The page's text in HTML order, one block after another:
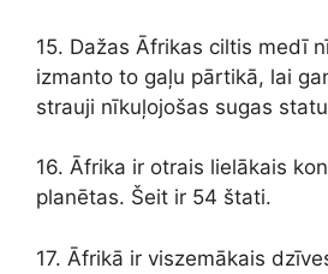
15. Dažas Āfrikas ciltis medī
izmanto to gaļu pārtikā, lai
strauji nīkuļojošas sugas
16. Āfrika ir otrais lielākais
planētas. Šeit ir 54 štati.
17. Āfrikā ir viszemākais